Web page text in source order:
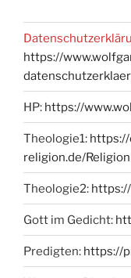
https://
HP: https://
Theologie1:
religion.de/
Theologie2:
Gott im Gedicht:
Predigten: https://